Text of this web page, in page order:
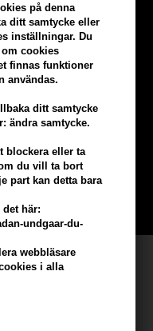
på denna
ditt samtycke eller
inställningar. Du
cookies
finnas funktioner
användas.
ditt samtycke
ändra samtycke.
blockera eller ta
du vill ta bort
part kan detta bara
här:
undgaar-du-
webbläsare
i alla
hela din
rabatter när du handlar